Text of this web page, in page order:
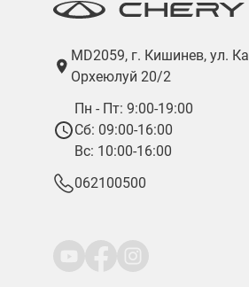
MD2059, г. Кишинев, ул.
Орхеюлуй 20/2
Пн - Пт: 9:00-19:00
Сб: 09:00-16:00
Вс: 10:00-16:00
062100500